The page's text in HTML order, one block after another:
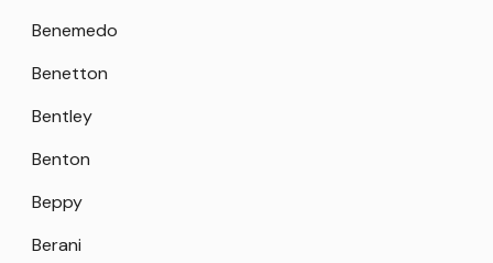
Benemedo
Benetton
Bentley
Benton
Beppy
Berani